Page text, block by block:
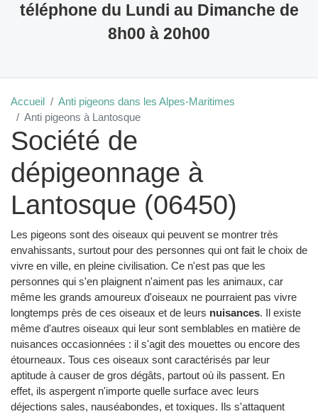
téléphone du Lundi au Dimanche de
8h00 à 20h00
Accueil
Anti pigeons dans les Alpes-Maritimes
Anti pigeons à Lantosque
Société de
dépigeonnage à
Lantosque (06450)
Les pigeons sont des oiseaux qui peuvent se montrer très
envahissants, surtout pour des personnes qui ont fait le choix de
vivre en ville, en pleine civilisation. Ce n'est pas que les
personnes qui s'en plaignent n'aiment pas les animaux, car
même les grands amoureux d'oiseaux ne pourraient pas vivre
longtemps près de ces oiseaux et de leurs nuisances. Il existe
même d'autres oiseaux qui leur sont semblables en matière de
nuisances occasionnées : il s'agit des mouettes ou encore des
étourneaux. Tous ces oiseaux sont caractérisés par leur
aptitude à causer de gros dégâts, partout où ils passent. En
effet, ils aspergent n'importe quelle surface avec leurs
déjections sales, nauséabondes, et toxiques. Ils s'attaquent